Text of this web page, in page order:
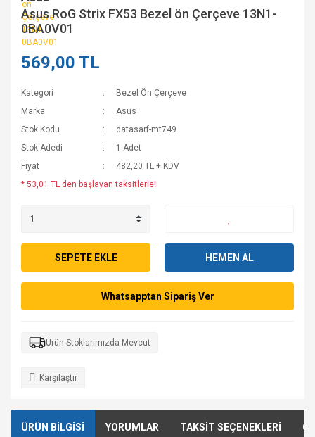
Asus RoG Strix FX53 Bezel ön Çerçeve 13N1-
0BA0V01
569,00 TL
Kategori
Bezel Ön Çerçeve
Marka
Asus
Stok Kodu
datasarf-mt749
Stok Adedi
1 Adet
Fiyat
482,20 TL + KDV
* 53,01 TL den başlayan taksitlerle!
SEPETE EKLE HEMEN AL
Whatsapptan Sipariş Ver
Ürün Stoklarımızda Mevcut
Karşılaştır
ÜRÜN BİLGİSİ YORUMLAR TAKSİT SEÇENEKLERİ